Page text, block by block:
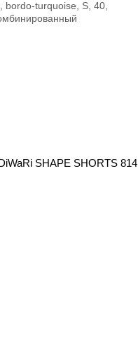
SHAPE SHORTS 814